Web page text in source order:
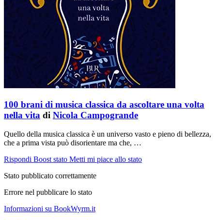
100 brani di musica classica da ascoltare una volta
nella vita di Nicola Campogrande
Quello della musica classica è un universo vasto e pieno di bellezza,
che a prima vista può disorientare ma che, …
Rispondi Boost stato Metti mi piace allo stato
Stato pubblicato correttamente
Errore nel pubblicare lo stato
Informazioni su BookWyrm.it